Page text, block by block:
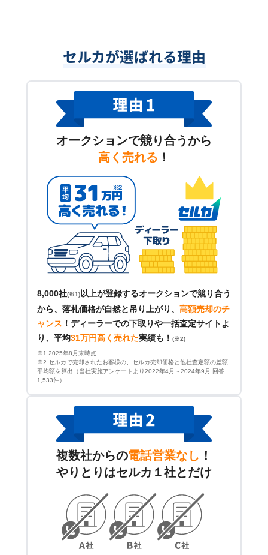
セルカが選ばれる理由
オークションで競り合うから
高く売れる ！
8,000社(※1) 以上が登録するオークションで競り合う
から、落札価格が自然と吊り上がり、 高額売却のチ
ャンス ！ ディーラーでの下取りや一括査定サイトよ
り、平均31万円高く売れた実績も！ (※2)
※1 2025年8月末時点
※2 セルカで売却されたお客様の、セルカ売却価格と他社査定額の差額
平均額を算出（当社実施アンケートより2022年4月～2024年9月 回答
1,533件）
複数社からの電話営業なし ！
やりとりはセルカ１社とだけ